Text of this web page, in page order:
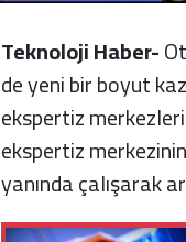
Teknoloji Haber-
de yeni bir boyut
ekspertiz
ekspertiz
yanında çalışarak